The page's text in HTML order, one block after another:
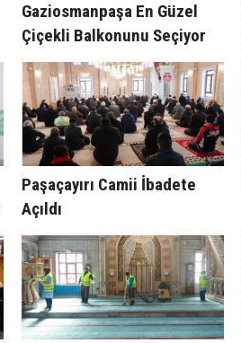
Gaziosmanpaşa En Güzel
Çiçekli Balkonunu Seçiyor
Paşaçayırı Camii İbadete
Açıldı